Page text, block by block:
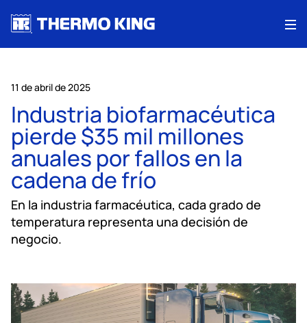
11 de abril de 2025
Industria biofarmacéutica
pierde $35 mil millones
anuales por fallos en la
cadena de frío
En la industria farmacéutica, cada grado de
temperatura representa una decisión de
negocio.